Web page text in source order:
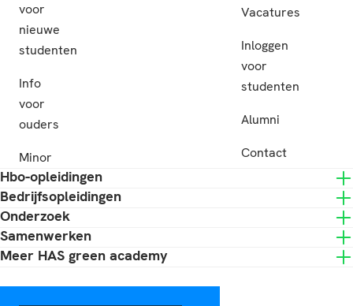
voor
nieuwe
studenten
Info
voor
ouders
Minor
Vacatures
Inloggen
voor
studenten
Alumni
Contact
Hbo-opleidingen
Bedrijfsopleidingen
Onderzoek
Samenwerken
Meer HAS green academy